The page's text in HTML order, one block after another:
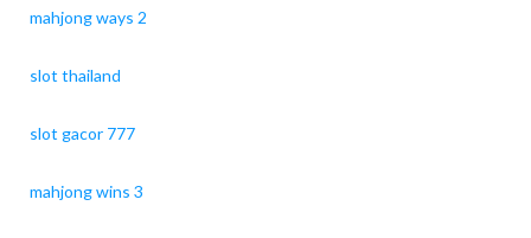
mahjong ways 2
slot thailand
slot gacor 777
mahjong wins 3